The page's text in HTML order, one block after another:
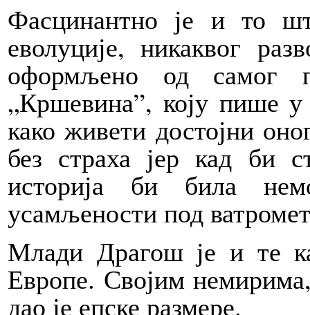
Фасцинантно је и то
еволуције, никаквог
оформљено од самог
„Кршевина”, коју пише у
како живети достојни
без страха јер кад би
историја би била
усамљености под
Млади Драгош је и те
Европе. Својим
дао је епске размере.